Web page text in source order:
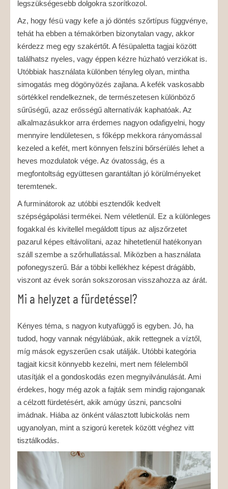
legszükségesebb dolgokra szorítkozol.
Az, hogy fésü vagy kefe a jó döntés szőrtípus függvénye,
tehát ha ebben a témakörben bizonytalan vagy, akkor
kérdezz meg egy szakértőt. A fésüpaletta tagjai között
találhatsz nyeles, vagy éppen kézre húzható verziókat is.
Utóbbiak használata különben tényleg olyan, mintha
simogatás meg dögönyözés zajlana. A kefék vaskosabb
sörtékkel rendelkeznek, de természetesen különböző
sűrűségű, azaz erősségű alternatívák kaphatóak. Az
alkalmazásukkor arra érdemes nagyon odafigyelni, hogy
mennyire lendületesen, s főképp mekkora rányomással
kezeled a kefét, mert könnyen felszíni bőrsérülés lehet a
heves mozdulatok vége. Az óvatosság, és a
megfontoltság együttesen garantáltan jó körülményeket
teremtenek.
A furminátorok az utóbbi esztendők kedvelt
szépségápolási termékei. Nem véletlenül. Ez a különleges
fogakkal és kivitellel megáldott típus az aljszőrzetet
pazarul képes eltávolítani, azaz hihetetlenül hatékonyan
száll szembe a szőrhullatással. Miközben a használata
pofonegyszerű. Bár a többi kellékhez képest drágább,
viszont az évek során sokszorosan visszahozza az árát.
Mi a helyzet a fürdetéssel?
Kényes téma, s nagyon kutyafüggő is egyben. Jó, ha
tudod, hogy vannak négylábúak, akik rettegnek a víztől,
míg mások egyszerűen csak utálják. Utóbbi kategória
tagjait kicsit könnyebb kezelni, mert nem félelemből
utasítják el a gondoskodás ezen megnyilvánulását. Ami
érdekes, hogy még azok a fajták sem mindig rajonganak
a célzott fürdetésért, akik amúgy úszni, pancsolni
imádnak. Hiába az önként választott lubickolás nem
ugyanolyan, mint a szigorú keretek között véghez vitt
tisztálkodás.